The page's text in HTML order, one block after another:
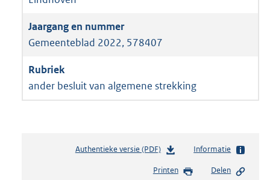
Gemeenteblad 2022, 578407
ander besluit van algemene strekking
Authentieke versie (PDF)b
s
Informatie
Printen Delen